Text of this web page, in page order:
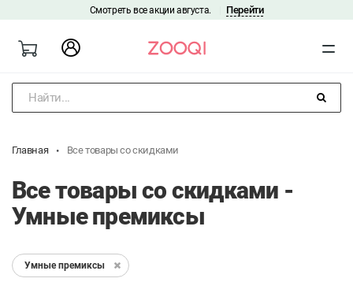
Смотреть все акции августа. Перейти
Найти...
Главная Все товары со скидками
Все товары со скидками -
Умные премиксы
Умные премиксы